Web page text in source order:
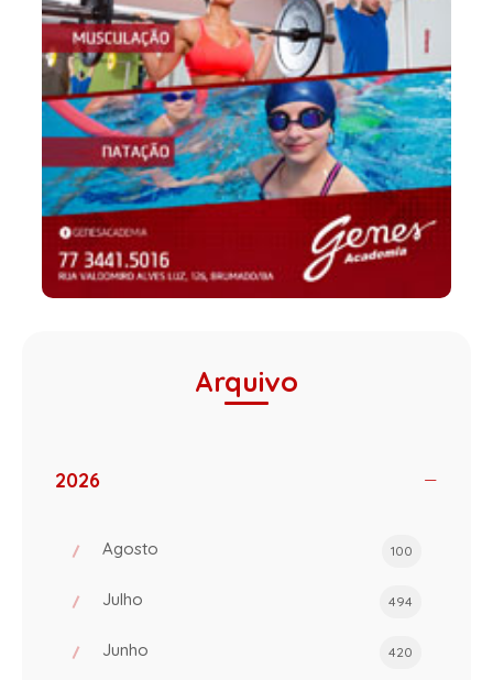
Arquivo
2026
Agosto 100
Julho 494
Junho 420